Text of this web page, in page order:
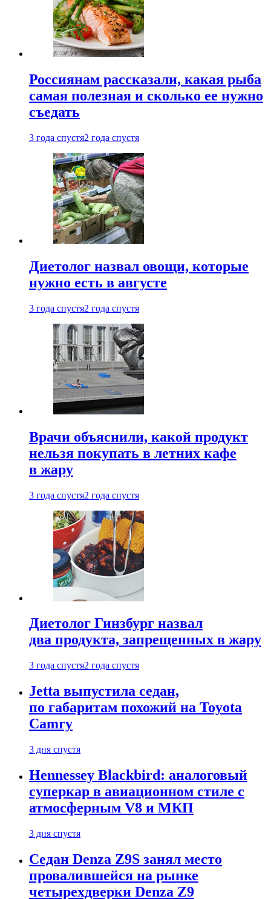
Россиянам рассказали, какая рыба
самая полезная и сколько ее нужно
съедать
3 года спустя2 года спустя
Диетолог назвал овощи, которые
нужно есть в августе
3 года спустя2 года спустя
Врачи объяснили, какой продукт
нельзя покупать в летних кафе
в жару
3 года спустя2 года спустя
Диетолог Гинзбург назвал
два продукта, запрещенных в жару
3 года спустя2 года спустя
Jetta выпустила седан,
по габаритам похожий на Toyota
Camry
3 дня спустя
Hennessey Blackbird: аналоговый
суперкар в авиационном стиле с
атмосферным V8 и МКП
3 дня спустя
Седан Denza Z9S занял место
провалившейся на рынке
четырехдверки Denza Z9